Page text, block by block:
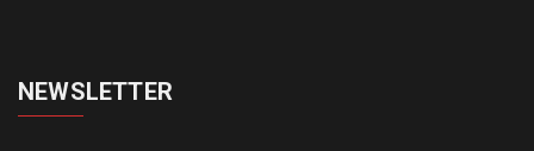
NEWSLETTER